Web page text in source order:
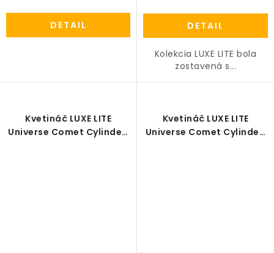
DETAIL DETAIL
Kolekcia LUXE LITE bola
zostavená s...
Kvetináč LUXE LITE
Universe Comet Cylinder,
Kvetináč LUXE LITE
Universe Comet Cylinder,